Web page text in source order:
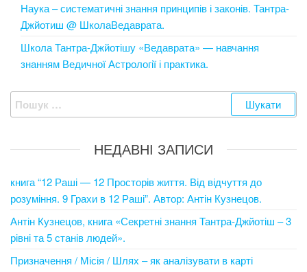
Наука – систематичні знання принципів і законів. Тантра-
Джйотиш @ ШколаВедаврата.
Школа Тантра-Джйотішу «Ведаврата» — навчання
знанням Ведичної Астрології і практика.
Пошук:
НЕДАВНІ ЗАПИСИ
книга “12 Раші — 12 Просторів життя. Від відчуття до
розуміння. 9 Грахи в 12 Раші”. Автор: Антін Кузнецов.
Антін Кузнецов, книга «Секретні знання Тантра-Джйотіш – 3
рівні та 5 станів людей».
Призначення / Місія / Шлях – як аналізувати в карті